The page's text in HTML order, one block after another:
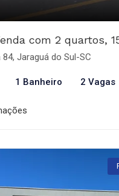
com 2 quartos,
84, Jaraguá do Sul-SC
1 Banheiro 2 Vagas